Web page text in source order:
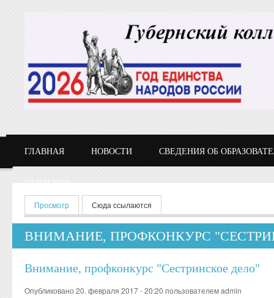
ГЛАВНАЯ НОВОСТИ СВЕДЕНИЯ ОБ
СТУДЕНТУ
Главные вкладки
Просмотр (активная вкладка)
Сюда ссылаются
ВНИМАНИЕ, ПРОФКОНКУРС
Внимание, профконкурс "Сестринское дело"
Опубликовано 20. февраля 2017 - 20:20 пользователемadmin